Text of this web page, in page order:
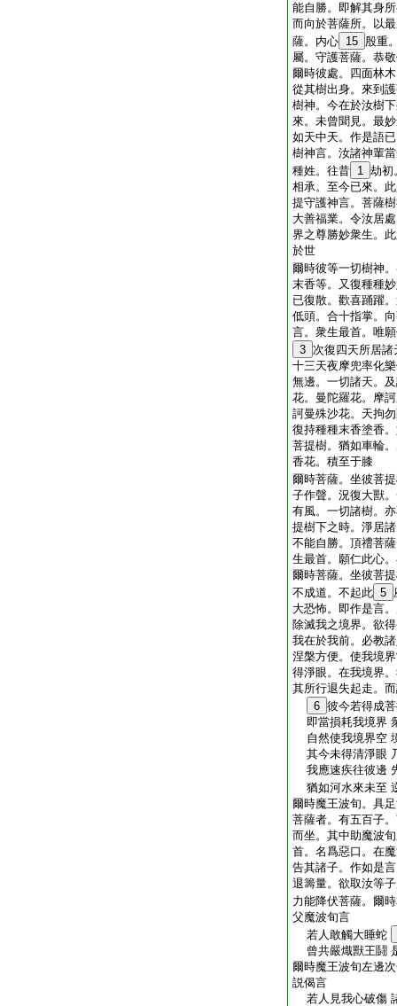
能自勝。即解其身
而向於菩薩所。以
薩。内心 15 殷重
屬。守護菩薩。恭
爾時彼處。四面林
從其樹出身。來到
樹神。今在於汝樹
來。未曾聞見。最
如天中天。作是語
樹神言。汝諸神輩
種姓。往昔 1 劫初
相承。至今已來。
提守護神言。菩薩
大善福業。令汝居
界之尊勝妙衆生。
於世
爾時彼等一切樹神
末香等。又復種種
已復散。歡喜踊躍
低頭。合十指掌。
言。衆生最首。唯
3 次復四天所居
十三天夜摩兜率化
無邊。一切諸天。
花。曼陀羅花。摩
訶曼殊沙花。天拘
復持種種末香塗香
菩提樹。猶如車輪
香花。積至于膝
爾時菩薩。坐彼菩
子作聲。況復大獸
有風。一切諸樹。
提樹下之時。淨居
不能自勝。頂禮菩
生最首。願仁此心
爾時菩薩。坐彼菩
不成道。不起此 5
大恐怖。即作是言
除滅我之境界。欲
我在於我前。必教
涅槃方便。使我境
得淨眼。在我境界
其所行退失起走。
6 彼今若得成
即當損耗我境界
自然使我境界空
其今未得清淨眼
我應速疾往彼邊
猶如河水來未至
爾時魔王波旬。具
菩薩者。有五百子
而坐。其中助魔波
首。名爲惡口。在
告其諸子。作如是
退籌量。欲取汝等
力能降伏菩薩。爾
父魔波旬言
若人敢觸大睡蛇
曾共嚴熾獸王鬪
爾時魔王波旬左邊
説偈言
若人見我心破傷